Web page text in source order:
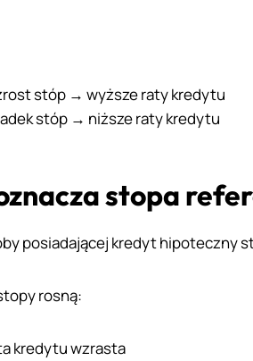
stóp → wyższe raty kredytu
stóp → niższe raty kredytu
stopa
posiadającej kredyt hipoteczny
rosną:
kredytu wzrasta